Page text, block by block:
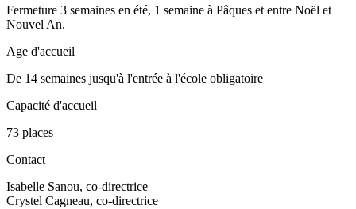
Fermeture 3 semaines en été, 1 semaine à Pâques et entre Noël et
Nouvel An.
Age d'accueil
De 14 semaines jusqu'à l'entrée à l'école obligatoire
Capacité d'accueil
73 places
Contact
Isabelle Sanou, co-directrice
Crystel Cagneau, co-directrice